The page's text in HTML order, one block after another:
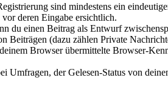
sind mindestens ein
deren Eingabe ersichtlich.
du einen Beitrag als Entwurf
Beiträgen (dazu zählen Private
Browser übermittelte Browser-
Umfragen, der Gelesen-Status von